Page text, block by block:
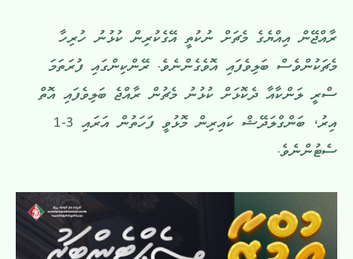
ރާއްޖޭން އިއްޔެގެ މެޗަށް ނުކުތީ އޭގެކުރިން ކުޅުނު ހުރިހާ
މެޗަކުންވެސް ބަލިވެފައި އޮވެގެންނެވެ. ރޭންކިންގައި ފުރަތަމަ
ސްރީ ލަންކާއާ ދެކޮޅަށް ކުޅުނު މެޗުން ރާއްޖެ ބަލިވެފައި އޮތް
އިރު، ބަންގްލަދޭޝް ކައިރިން މޮޅުވީ ފަހަތުން އަރައި 3-1
ސެޓުންނެވެ.